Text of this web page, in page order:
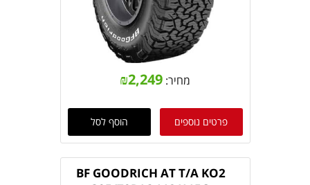
מחיר: ₪2,249
פרטים נוספים הוסף לסל
BF GOODRICH AT T/A KO2